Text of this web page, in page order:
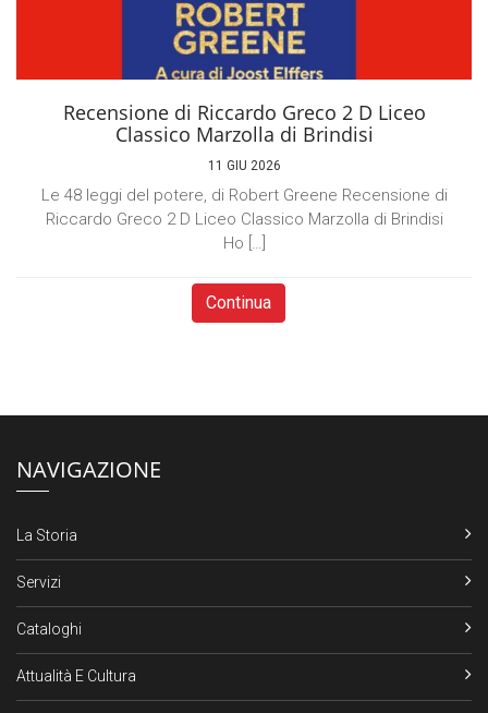
Recensione di Riccardo Greco 2 D Liceo
Classico Marzolla di Brindisi
11 GIU 2026
Le 48 leggi del potere, di Robert Greene Recensione di
Riccardo Greco 2 D Liceo Classico Marzolla di Brindisi
Ho […]
Continua
NAVIGAZIONE
La Storia
Servizi
Cataloghi
Attualità E Cultura